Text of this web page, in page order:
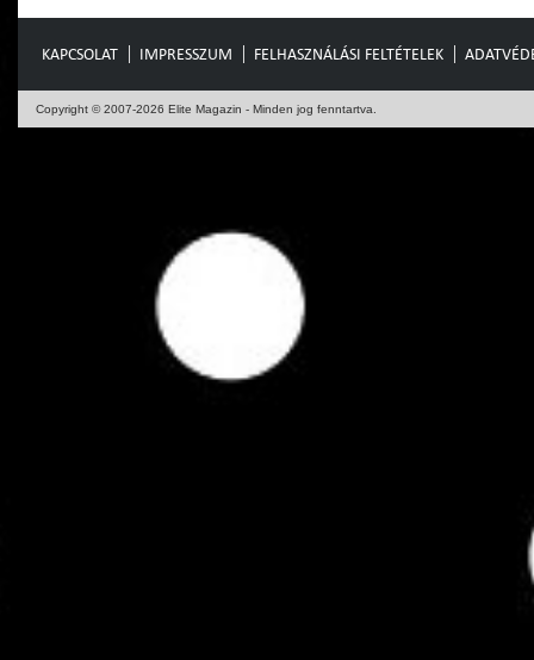
KAPCSOLAT IMPRESSZUM FELHASZNÁLÁSI FELTÉTELEK
Copyright © 2007-2026 Elite Magazin - Minden jog fenntartva.